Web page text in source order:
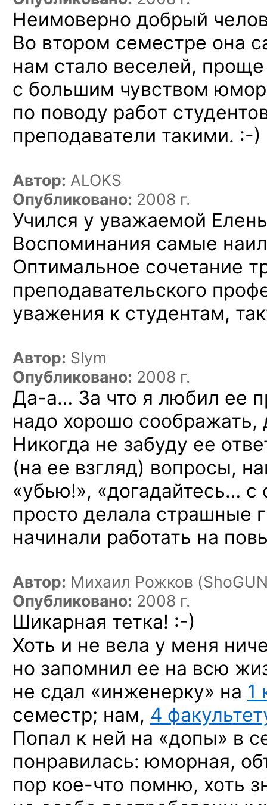
Неимоверно добрый
Во втором семестре она
нам стало веселей,
с большим чувством
по поводу работ
преподаватели такими. :-)
Автор: ALOKS
Опубликовано: 2008 г.
Учился у уважаемой
Воспоминания самые
Оптимальное сочетание
преподавательского
уважения к студентам,
Автор: Slym
Опубликовано: 2008 г.
Да-а… За что я любил ее
надо хорошо
Никогда не забуду ее
(на ее взгляд) вопросы,
«убью!», «догадайтесь… с
просто делала страшные
начинали работать на
Автор: Михаил Рожков
Опубликовано: 2008 г.
Шикарная тетка! :-)
Хоть и не вела у меня
но запомнил ее на всю
не сдал «инженерку» на 1
семестр; нам, 4
Попал к ней на «допы» в
понравилась: юморная,
пор кое-что помню, хоть